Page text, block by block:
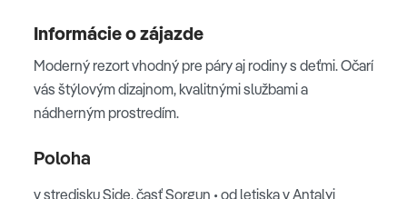
Informácie o zájazde
Moderný rezort vhodný pre páry aj rodiny s deťmi. Očarí
vás štýlovým dizajnom, kvalitnými službami a
nádherným prostredím.
Poloha
v stredisku Side, časť Sorgun • od letiska v Antalyi